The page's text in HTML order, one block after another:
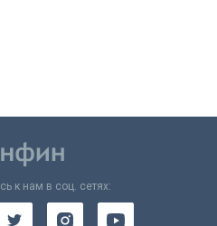
к нам в соц. сетях: